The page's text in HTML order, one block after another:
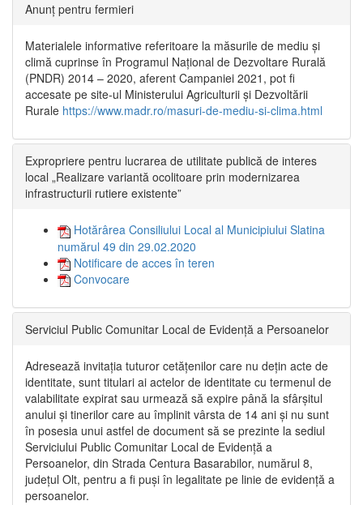
Anunț pentru fermieri
Materialele informative referitoare la măsurile de mediu și
climă cuprinse în Programul Național de Dezvoltare Rurală
(PNDR) 2014 – 2020, aferent Campaniei 2021, pot fi
accesate pe site-ul Ministerului Agriculturii și Dezvoltării
Rurale https://www.madr.ro/masuri-de-mediu-si-clima.html
Expropriere pentru lucrarea de utilitate publică de interes
local „Realizare variantă ocolitoare prin modernizarea
infrastructurii rutiere existente”
Hotărârea Consiliului Local al Municipiului Slatina
numărul 49 din 29.02.2020
Notificare de acces în teren
Convocare
Serviciul Public Comunitar Local de Evidență a Persoanelor
Adresează invitația tuturor cetățenilor care nu dețin acte de
identitate, sunt titulari ai actelor de identitate cu termenul de
valabilitate expirat sau urmează să expire până la sfârșitul
anului și tinerilor care au împlinit vârsta de 14 ani și nu sunt
în posesia unui astfel de document să se prezinte la sediul
Serviciului Public Comunitar Local de Evidență a
Persoanelor, din Strada Centura Basarabilor, numărul 8,
județul Olt, pentru a fi puși în legalitate pe linie de evidență a
persoanelor.